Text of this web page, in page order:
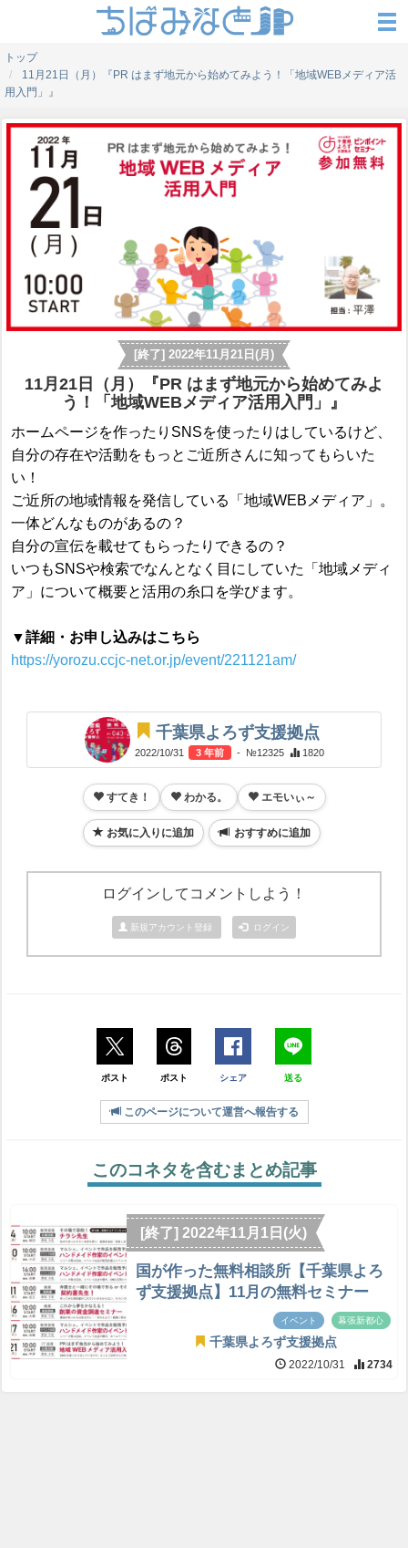
トップ
11月21日（月）『PR はまず地元から始めてみよう！「地域WEBメディア活
用入門」』
[終了] 2022年11月21日(月)
11月21日（月）『PR はまず地元から始めてみよ
う！「地域WEBメディア活用入門」』
ホームページを作ったりSNSを使ったりはしているけど、
自分の存在や活動をもっとご近所さんに知ってもらいた
い！
ご近所の地域情報を発信している「地域WEBメディア」。
一体どんなものがあるの？
自分の宣伝を載せてもらったりできるの？
いつもSNSや検索でなんとなく目にしていた「地域メディ
ア」について概要と活用の糸口を学びます。
▼詳細・お申し込みはこちら
https://yorozu.ccjc-net.or.jp/event/221121am/
千葉県よろず支援拠点
2022/10/31 3 年前 - №12325 1820
すてき！ わかる。 エモいぃ～
お気に入りに追加 おすすめに追加
ログインしてコメントしよう！
新規アカウント登録 ログイン
ポスト ポスト シェア 送る
このページについて運営へ報告する
このコネタを含むまとめ記事
[終了] 2022年11月1日(火)
国が作った無料相談所【千葉県よろ
ず支援拠点】11月の無料セミナー
イベント 幕張新都心
千葉県よろず支援拠点
2022/10/31 2734